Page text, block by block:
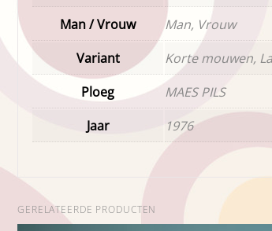
Man / Vrouw
Man, Vrouw
Variant
Korte mouwen,
Ploeg
MAES PILS
Jaar
1976
GERELATEERDE PRODUCTEN